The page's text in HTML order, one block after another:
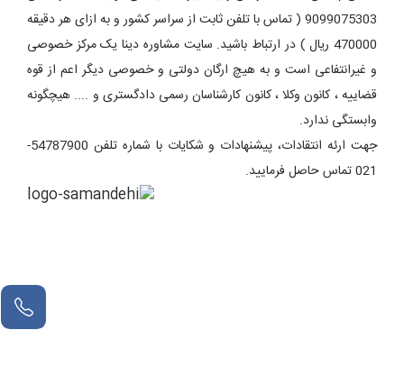
9099075303 ( تماس با تلفن ثابت از سراسر کشور و به ازای هر دقیقه
470000 ریال ) در ارتباط باشید. سایت مشاوره دینا یک مرکز خصوصی
و غیرانتفاعی است و به هیچ ارگان دولتی و خصوصی دیگر اعم از قوه
قضاییه ، کانون وکلا ، کانون کارشناسان رسمی دادگستری و .... هیچگونه
وابستگی ندارد.
جهت ارئه انتقادات، پیشنهادات و شکایات با شماره تلفن 54787900-
021 تماس حاصل فرمایید.